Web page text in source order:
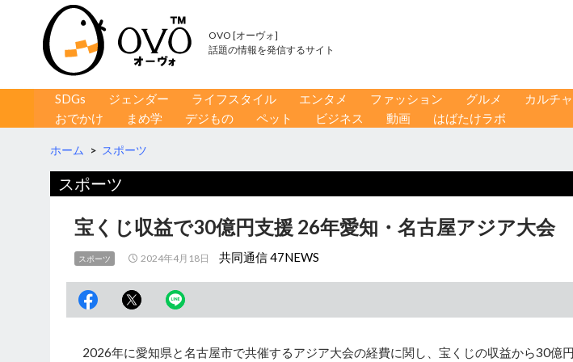
OVO [オーヴォ]
話題の情報を発信するサイト
コンテンツへ移動
SDGs ジェンダー ライフスタイル エンタメ ファッション グルメ カルチ
おでかけ
まめ学 デジもの ペット ビジネス 動画 はばたけラボ
ホーム > スポーツ
スポーツ
宝くじ収益で30億円支援 26年愛知・名古屋アジア大会
スポーツ 2024年4月18日 共同通信 47NEWS
2026年に愛知県と名古屋市で共催するアジア大会の経費に関し、宝くじの収益から30億